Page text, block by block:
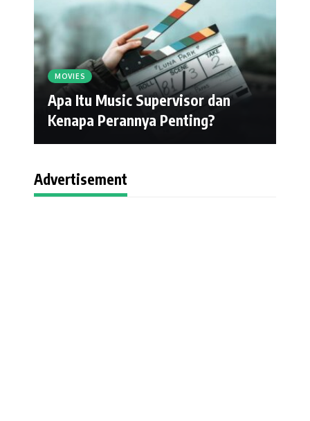
MOVIES
Apa Itu Music Supervisor dan
Kenapa Perannya Penting?
Advertisement